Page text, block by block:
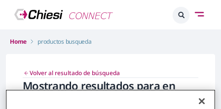
Home productos busqueda
Volver al resultado de búsqueda
Mostrando resultados paraen